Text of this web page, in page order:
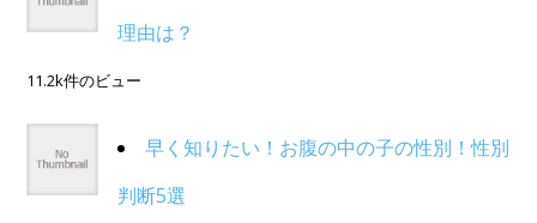
理由は？
11.2k件のビュー
早く知りたい！お腹の中の子の性別！性別
判断5選